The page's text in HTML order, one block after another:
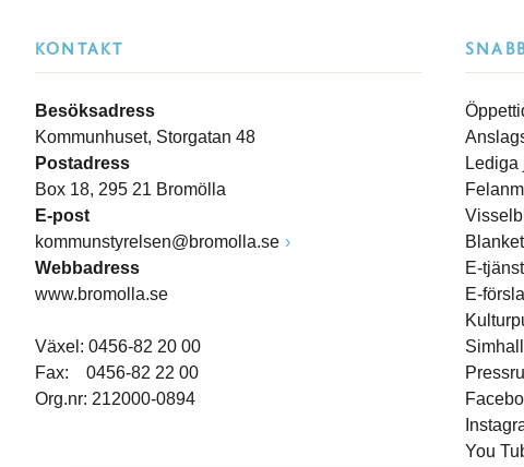
KONTAKT
Besöksadress
Kommunhuset, Storgatan 48
Postadress
Box 18, 295 21 Bromölla
E-post
kommunstyrelsen@bromolla.se
Webbadress
www.bromolla.se
Växel: 0456-82 20 00
Fax: 0456-82 22 00
Org.nr: 212000-0894
Lediga
E-
E-
You